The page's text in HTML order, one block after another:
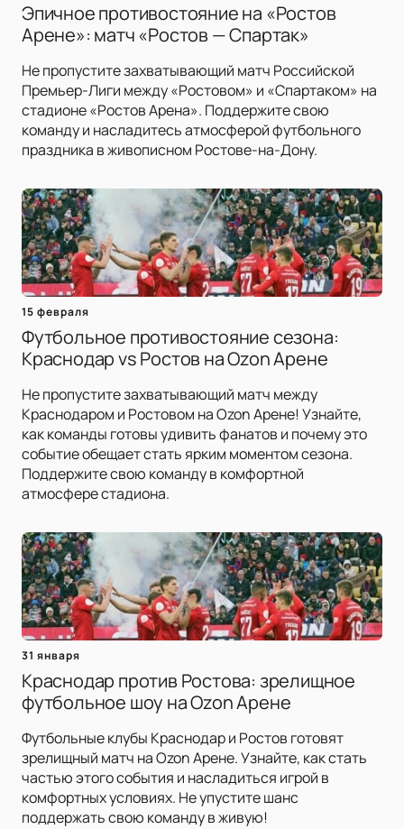
Эпичное противостояние на «Ростов
Арене»: матч «Ростов — Спартак»
Не пропустите захватывающий матч Российской
Премьер-Лиги между «Ростовом» и «Спартаком» на
стадионе «Ростов Арена». Поддержите свою
команду и насладитесь атмосферой футбольного
праздника в живописном Ростове-на-Дону.
15 февраля
Футбольное противостояние сезона:
Краснодар vs Ростов на Ozon Арене
Не пропустите захватывающий матч между
Краснодаром и Ростовом на Ozon Арене! Узнайте,
как команды готовы удивить фанатов и почему это
событие обещает стать ярким моментом сезона.
Поддержите свою команду в комфортной
атмосфере стадиона.
31 января
Краснодар против Ростова: зрелищное
футбольное шоу на Ozon Арене
Футбольные клубы Краснодар и Ростов готовят
зрелищный матч на Ozon Арене. Узнайте, как стать
частью этого события и насладиться игрой в
комфортных условиях. Не упустите шанс
поддержать свою команду в живую!